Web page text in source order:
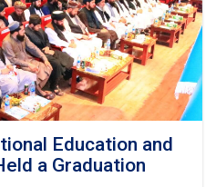
Education and
a Graduation